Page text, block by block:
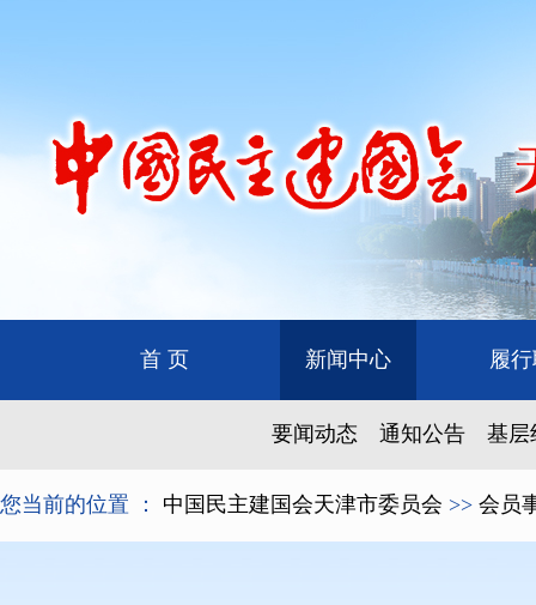
首 页 新闻中心 履
要闻动态 通知公告 基层
您当前的位置 ： 中国民主建国会天津市委员会 >> 会员